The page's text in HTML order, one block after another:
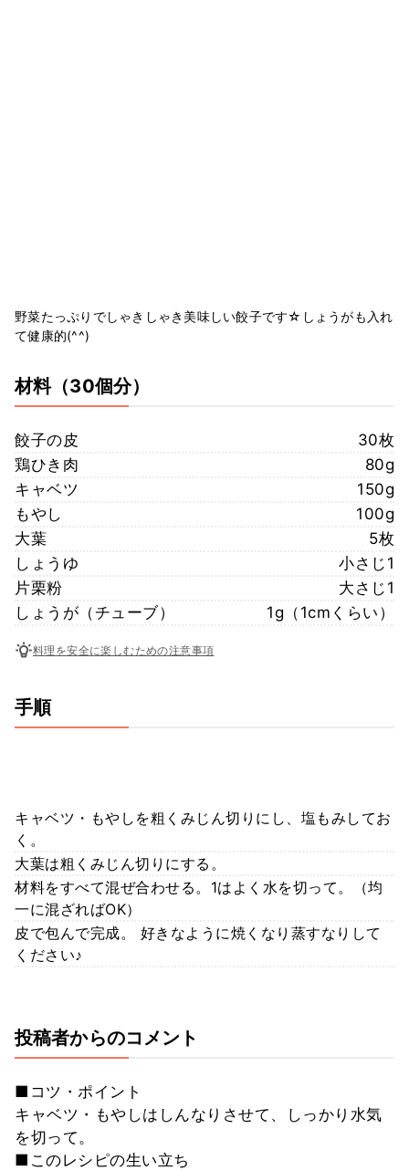
野菜たっぷりでしゃきしゃき美味しい餃子です☆しょうがも入れ
て健康的(^^)
材料（30個分）
餃子の皮
30枚
鶏ひき肉
80g
キャベツ
150g
もやし
100g
大葉
5枚
しょうゆ
小さじ1
片栗粉
大さじ1
しょうが（チューブ）
1g（1cmくらい）
料理を安全に楽しむための注意事項
手順
キャベツ・もやしを粗くみじん切りにし、塩もみしてお
く。
大葉は粗くみじん切りにする。
材料をすべて混ぜ合わせる。1はよく水を切って。（均
一に混ざればOK）
皮で包んで完成。 好きなように焼くなり蒸すなりして
ください♪
投稿者からのコメント
■コツ・ポイント
キャベツ・もやしはしんなりさせて、しっかり水気
を切って。
■このレシピの生い立ち